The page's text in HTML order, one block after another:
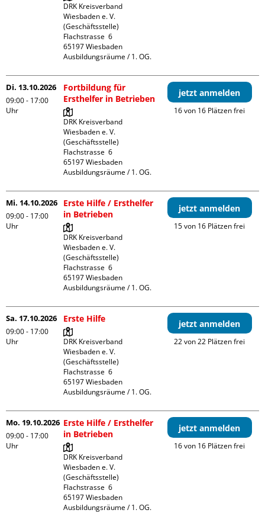
DRK Kreisverband
Wiesbaden e. V.
(Geschäftsstelle)
Flachstrasse  6
65197 Wiesbaden
Ausbildungsräume / 1. OG.
Di. 13.10.2026
09:00 - 17:00
Uhr
Fortbildung für
Ersthelfer in Betrieben
DRK Kreisverband
Wiesbaden e. V.
(Geschäftsstelle)
Flachstrasse  6
65197 Wiesbaden
Ausbildungsräume / 1. OG.
jetzt anmelden
16 von 16 Plätzen frei
Mi. 14.10.2026
09:00 - 17:00
Uhr
Erste Hilfe / Ersthelfer
in Betrieben
DRK Kreisverband
Wiesbaden e. V.
(Geschäftsstelle)
Flachstrasse  6
65197 Wiesbaden
Ausbildungsräume / 1. OG.
jetzt anmelden
15 von 16 Plätzen frei
Sa. 17.10.2026
09:00 - 17:00
Uhr
Erste Hilfe
DRK Kreisverband
Wiesbaden e. V.
(Geschäftsstelle)
Flachstrasse  6
65197 Wiesbaden
Ausbildungsräume / 1. OG.
jetzt anmelden
22 von 22 Plätzen frei
Mo. 19.10.2026
09:00 - 17:00
Uhr
Erste Hilfe / Ersthelfer
in Betrieben
DRK Kreisverband
Wiesbaden e. V.
(Geschäftsstelle)
Flachstrasse  6
65197 Wiesbaden
Ausbildungsräume / 1. OG.
jetzt anmelden
16 von 16 Plätzen frei